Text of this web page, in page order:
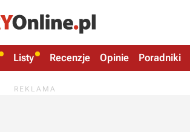
Listy Recenzje Opinie Poradniki